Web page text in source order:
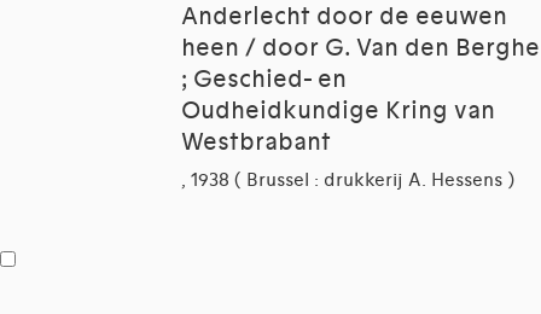
Anderlecht door de eeuwen
heen / door G. Van den Berghe
; Geschied- en
Oudheidkundige Kring van
Westbrabant
, 1938 ( Brussel : drukkerij A. Hessens )